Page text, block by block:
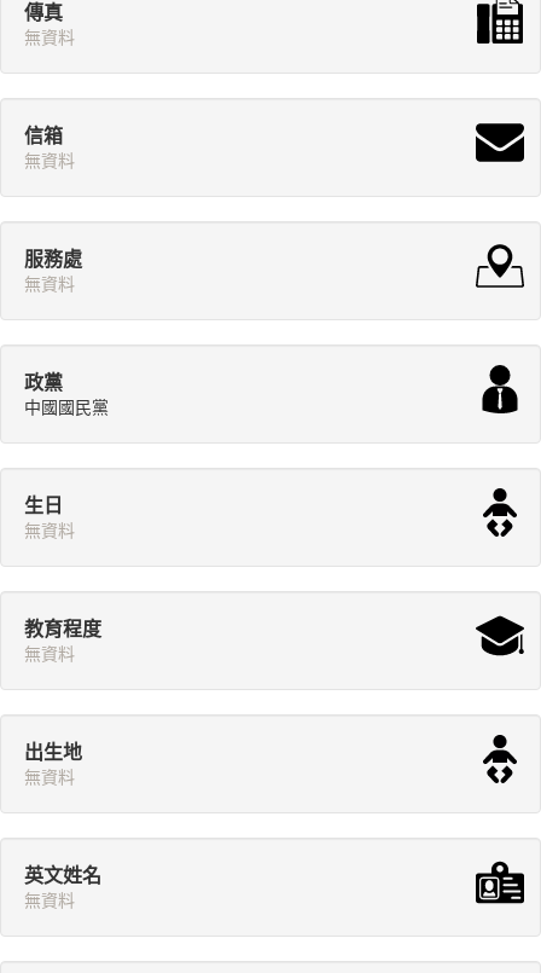
傳真
無資料
信箱
無資料
服務處
無資料
政黨
中國國民黨
生日
無資料
教育程度
無資料
出生地
無資料
英文姓名
無資料